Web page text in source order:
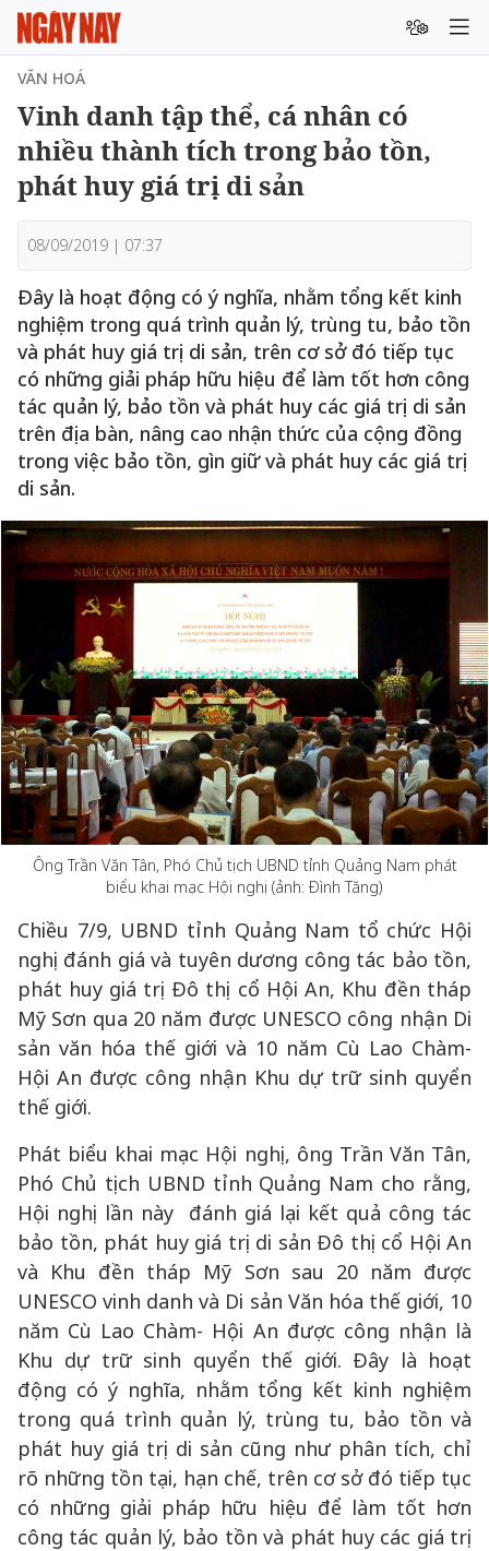
VĂN HOÁ
Vinh danh tập thể, cá nhân có
nhiều thành tích trong bảo tồn,
phát huy giá trị di sản
08/09/2019 | 07:37
Đây là hoạt động có ý nghĩa, nhằm tổng kết kinh
nghiệm trong quá trình quản lý, trùng tu, bảo tồn
và phát huy giá trị di sản, trên cơ sở đó tiếp tục
có những giải pháp hữu hiệu để làm tốt hơn công
tác quản lý, bảo tồn và phát huy các giá trị di sản
trên địa bàn, nâng cao nhận thức của cộng đồng
trong việc bảo tồn, gìn giữ và phát huy các giá trị
di sản.
Ông Trần Văn Tân, Phó Chủ tịch UBND tỉnh Quảng Nam phát
biểu khai mạc Hội nghị (ảnh: Đình Tăng)
Chiều 7/9, UBND tỉnh Quảng Nam tổ chức Hội
nghị đánh giá và tuyên dương công tác bảo tồn,
phát huy giá trị Đô thị cổ Hội An, Khu đền tháp
Mỹ Sơn qua 20 năm được UNESCO công nhận Di
sản văn hóa thế giới và 10 năm Cù Lao Chàm-
Hội An được công nhận Khu dự trữ sinh quyển
thế giới.
Phát biểu khai mạc Hội nghị, ông Trần Văn Tân,
Phó Chủ tịch UBND tỉnh Quảng Nam cho rằng,
Hội nghị lần này đánh giá lại kết quả công tác
bảo tồn, phát huy giá trị di sản Đô thị cổ Hội An
và Khu đền tháp Mỹ Sơn sau 20 năm được
UNESCO vinh danh và Di sản Văn hóa thế giới, 10
năm Cù Lao Chàm- Hội An được công nhận là
Khu dự trữ sinh quyển thế giới. Đây là hoạt
động có ý nghĩa, nhằm tổng kết kinh nghiệm
trong quá trình quản lý, trùng tu, bảo tồn và
phát huy giá trị di sản cũng như phân tích, chỉ
rõ những tồn tại, hạn chế, trên cơ sở đó tiếp tục
có những giải pháp hữu hiệu để làm tốt hơn
công tác quản lý, bảo tồn và phát huy các giá trị